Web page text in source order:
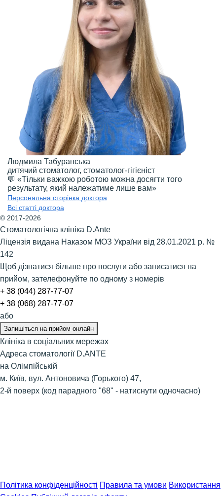
Людмила Табуранська
дитячий стоматолог, стоматолог-гігієніст
💬 «Тільки важкою роботою можна досягти того
результату, який належатиме лише вам»
Персональна сторінка доктора
Всі статті доктора
© 2017-2026
Стоматологічна клініка D.Ante
Ліцензія видана Наказом МОЗ України від 28.01.2021 р. №
142
Щоб дізнатися більше про послуги або записатися на
прийом, зателефонуйте по одному з номерів
​+ 38 (044) 287-77-07
+ 38 (068) 287-77-07
або
Запишіться на прийом онлайн
Клініка в соціальних мережах
Адреса стоматології D.ANTE
на Олімпійській
м. Київ, вул. Антоновича (Горького) 47,
2-й поверх (код парадного "68" - натиснути одночасно)
Політика конфіденційності Правила та умови Використання